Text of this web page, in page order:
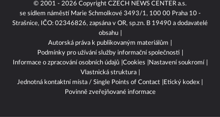
© 2001 - 2026 Copyright CZECH NEWS CENTER a.s.
se sídlem náměstí Marie Schmolkové 3493/1, 100 00 Praha 10 -
Strašnice, IČO: 02346826, zapsána v OR, sp.zn. B 19490 a dodavatelé
obsahu
Autorská práva k publikovaným materiálům
Podmínky pro užívání služby informační společnosti
Informace o zpracování osobních údajů Cookies
Nastavení soukromí
Vlastnická struktura
Jednotná kontaktní místa / Single Points of Contact
Etický kodex
Povinně zveřejňované informace